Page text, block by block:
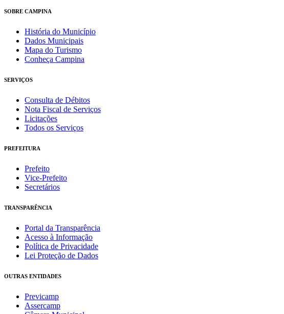
SOBRE CAMPINA
História do Município
Dados Municipais
Mapa do Turismo
Conheça Campina
SERVIÇOS
Consulta de Débitos
Nota Fiscal de Serviços
Licitações
Todos os Serviços
PREFEITURA
Prefeito
Vice-Prefeito
Secretários
TRANSPARÊNCIA
Portal da Transparência
Acesso à Informação
Política de Privacidade
Lei Proteção de Dados
OUTRAS ENTIDADES
Previcamp
Assercamp